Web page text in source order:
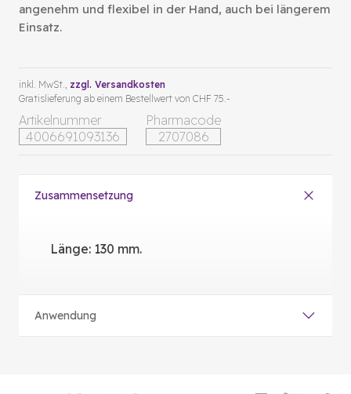
angenehm und flexibel in der Hand, auch bei längerem
Einsatz.
Artikelnummer
4006691093136
Pharmacode
2707086
inkl. MwSt., zzgl. Versandkosten
Gratislieferung ab einem Bestellwert von CHF 75.-
Zusammensetzung
Länge: 130 mm.
Anwendung